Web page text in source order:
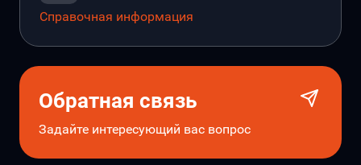
Справочная информация
Обратная связь
Задайте интересующий вас вопрос